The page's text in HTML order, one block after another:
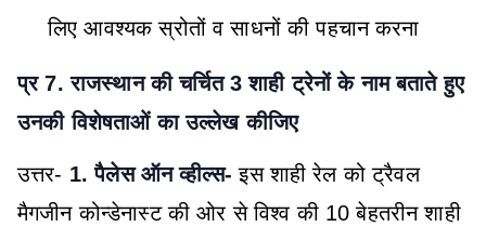
लिए आवश्यक स्रोतों व साधनों की पहचान करना
प्र 7. राजस्थान की चर्चित 3 शाही ट्रेनों के नाम बताते हुए
उनकी विशेषताओं का उल्लेख कीजिए
उत्तर- 1. पैलेस ऑन व्हील्स- इस शाही रेल को ट्रैवल
मैगजीन कोन्डेनास्ट की ओर से विश्व की 10 बेहतरीन शाही